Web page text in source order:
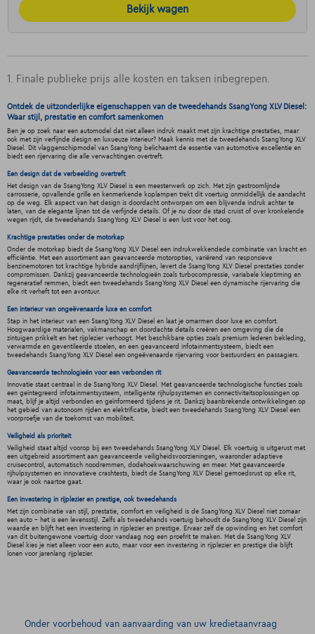
Bekijk wagen
1. Finale publieke prijs alle kosten en taksen inbegrepen.
Ontdek de uitzonderlijke eigenschappen van de tweedehands SsangYong XLV Diesel:
Waar stijl, prestatie en comfort samenkomen
Ben je op zoek naar een automodel dat niet alleen indruk maakt met zijn krachtige prestaties, maar
ook met zijn verfijnde design en luxueuze interieur? Maak kennis met de tweedehands SsangYong XLV
Diesel. Dit vlaggenschipmodel van SsangYong belichaamt de essentie van automotive excellentie en
biedt een rijervaring die alle verwachtingen overtreft.
Een design dat de verbeelding overtreft
Het design van de SsangYong XLV Diesel is een meesterwerk op zich. Met zijn gestroomlijnde
carrosserie, opvallende grille en kenmerkende koplampen trekt dit voertuig onmiddellijk de aandacht
op de weg. Elk aspect van het design is doordacht ontworpen om een blijvende indruk achter te
laten, van de elegante lijnen tot de verfijnde details. Of je nu door de stad cruist of over kronkelende
wegen rijdt, de tweedehands SsangYong XLV Diesel is een lust voor het oog.
Krachtige prestaties onder de motorkap
Onder de motorkap biedt de SsangYong XLV Diesel een indrukwekkendede combinatie van kracht en
efficiëntie. Met een assortiment aan geavanceerde motoropties, variërend van responsieve
benzinemotoren tot krachtige hybride aandrijflijnen, levert de SsangYong XLV Diesel prestaties zonder
compromissen. Dankzij geavanceerde technologieën zoals turbocompressie, variabele kleptiming en
regeneratief remmen, biedt een tweedehands SsangYong XLV Diesel een dynamische rijervaring die
elke rit verheft tot een avontuur.
Een interieur van ongeëvenaarde luxe en comfort
Stap in het interieur van een SsangYong XLV Diesel en laat je omarmen door luxe en comfort.
Hoogwaardige materialen, vakmanschap en doordachte details creëren een omgeving die de
zintuigen prikkelt en het rijplezier verhoogt. Met beschikbare opties zoals premium lederen bekleding,
verwarmde en geventileerde stoelen, en een geavanceerd infotainmentsysteem, biedt een
tweedehands SsangYong XLV Diesel een ongeëvenaarde rijervaring voor bestuurders en passagiers.
Geavanceerde technologieën voor een verbonden rit
Innovatie staat centraal in de SsangYong XLV Diesel. Met geavanceerde technologische functies zoals
een geïntegreerd infotainmentsysteem, intelligente rijhulpsystemen en connectiviteitsoplossingen op
maat, blijf je altijd verbonden en geïnformeerd tijdens je rit. Dankzij baanbrekende ontwikkelingen op
het gebied van autonoom rijden en elektrificatie, biedt een tweedehands SsangYong XLV Diesel een
voorproefje van de toekomst van mobiliteit.
Veiligheid als prioriteit
Veiligheid staat altijd voorop bij een tweedehands SsangYong XLV Diesel. Elk voertuig is uitgerust met
een uitgebreid assortiment aan geavanceerde veiligheidsvoorzieningen, waaronder adaptieve
cruisecontrol, automatisch noodremmen, dodehoekwaarschuwing en meer. Met geavanceerde
rijhulpsystemen en innovatieve crashtests, biedt de SsangYong XLV Diesel gemoedsrust op elke rit,
waar je ook naartoe gaat.
Een investering in rijplezier en prestige, ook tweedehands
Met zijn combinatie van stijl, prestatie, comfort en veiligheid is de SsangYong XLV Diesel niet zomaar
een auto - het is een levensstijl. Zelfs als tweedehands voertuig behoudt de SsangYong XLV Diesel zijn
waarde en blijft het een investering in rijplezier en prestige. Ervaar zelf de opwinding en het comfort
van dit buitengewone voertuig door vandaag nog een proefrit te maken. Met de SsangYong XLV
Diesel kies je niet alleen voor een auto, maar voor een investering in rijplezier en prestige die blijft
lonen voor jarenlang rijplezier.
Onder voorbehoud van aanvaarding van uw kredietaanvraag